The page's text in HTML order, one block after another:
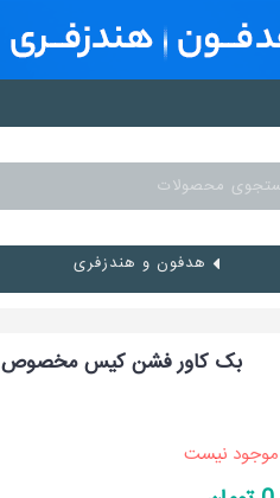
هدفون و هندزفری
بک کاور فشن کیس مخصوص Redmi 8
موجود نیست